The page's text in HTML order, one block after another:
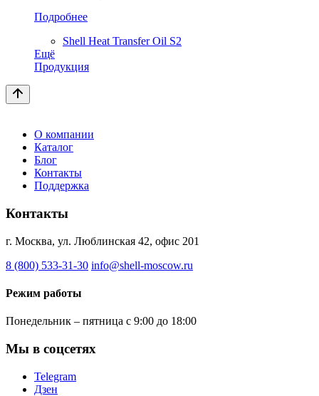
Подробнее
Shell Heat Transfer Oil S2
Ещё
Продукция
О компании
Каталог
Блог
Контакты
Поддержка
Контакты
г. Москва, ул. Люблинская 42, офис 201
8 (800) 533-31-30 info@shell-moscow.ru
Режим работы
Понедельник – пятница с 9:00 до 18:00
Мы в соцсетях
Telegram
Дзен